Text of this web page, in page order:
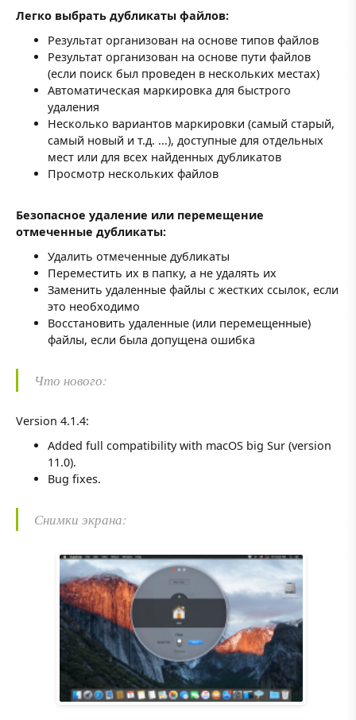
Легко выбрать дубликаты файлов:
Результат организован на основе типов файлов
Результат организован на основе пути файлов
(если поиск был проведен в нескольких местах)
Автоматическая маркировка для быстрого
удаления
Несколько вариантов маркировки (самый старый,
самый новый и т.д. ...), доступные для отдельных
мест или для всех найденных дубликатов
Просмотр нескольких файлов
Безопасное удаление или перемещение
отмеченные дубликаты:
Удалить отмеченные дубликаты
Переместить их в папку, а не удалять их
Заменить удаленные файлы с жестких ссылок, если
это необходимо
Восстановить удаленные (или перемещенные)
файлы, если была допущена ошибка
Что нового:
Version 4.1.4:
Added full compatibility with macOS big Sur (version
11.0).
Bug fixes.
Снимки экрана: